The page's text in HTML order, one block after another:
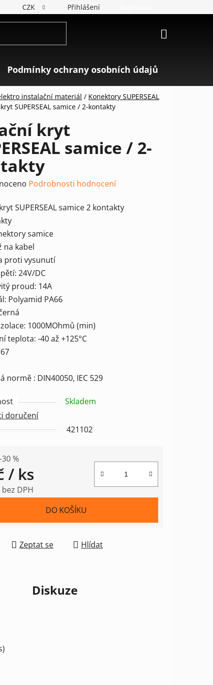
CZK Přihlášení
Podmínky ochrany osobních údajů
instalační materiál / Konektory SUPERSEAL
SUPERSEAL samice / 2-kontakty
kryt
samice / 2-
Podrobnosti hodnocení
SUPERSEAL samice 2 kontakty
samice
na kabel
proti vysunutí
24V/DC
proud: 14A
Polyamid PA66
1000MOhmů (min)
teplota: -40 až +125°C
normě : DIN40050, IEC 529
Skladem
doručení
421102
%
/ ks
bez DPH
DO KOŠÍKU
Zeptat se
Hlídat
Diskuze